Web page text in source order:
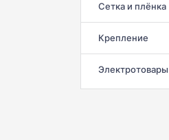
Сетка и плёнка
Крепление
Электротовары